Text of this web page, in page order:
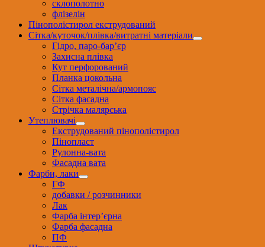
склополотно
флізелін
Пінополістирол екструдований
Сітка/куточок/плівка/витратні матеріали
Гідро, паро-бар’єр
Захисна плівка
Кут перфорований
Планка цокольна
Сітка металічна/армопояс
Сітка фасадна
Стрічка малярська
Утеплювачі
Екструдований пінополістирол
Пінопласт
Рулонна-вата
Фасадна вата
Фарби, лаки
ГФ
добавки / розчинники
Лак
Фарба інтер’єрна
Фарба фасадна
ПФ